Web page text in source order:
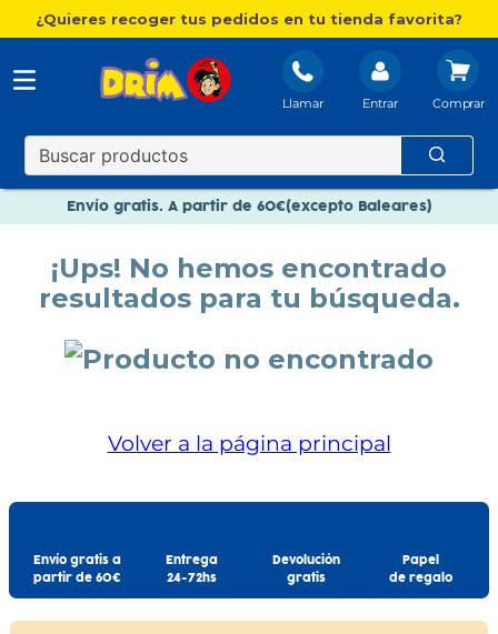
¿Quieres recoger tus pedidos en tu tienda favorita?
Llamar Entrar
Envío gratis. A partir de 60€(excepto Baleares)
Nuevo catálogo Aire Libre
Paga en 3 plazos sin intereses
¡Ups! No hemos encontrado
resultados para tu búsqueda.
Volver a la página principal
Envío gratis a
partir de 60€
Entrega
24-72hs
Devolución
gratis
Papel
de regalo